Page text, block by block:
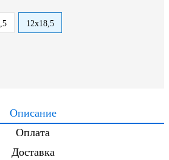
12х18,5
Описание
Оплата
Доставка